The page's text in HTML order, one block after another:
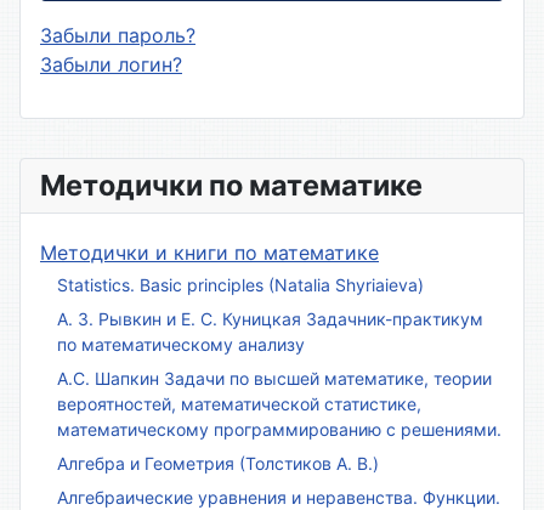
Методички по математике
Методички и книги по математике
Statistics. Basic principles (Natalia Shyriaieva)
А. З. Рывкин и Е. С. Куницкая Задачник-практикум
по математическому анализу
А.С. Шапкин Задачи по высшей математике, теории
вероятностей, математической статистике,
математическому программированию с решениями.
Алгебра и Геометрия (Толстиков А. В.)
Алгебраические уравнения и неравенства. Функции.
Забыли пароль?
Забыли логин?